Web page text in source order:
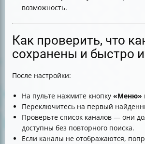
возможность.
Как проверить, что
сохранены и быстро
После настройки:
На пульте нажмите кнопку «Меню»
Переключитесь на первый
Проверьте список каналов — они
доступны без повторного поиска.
Если каналы не отображаются,